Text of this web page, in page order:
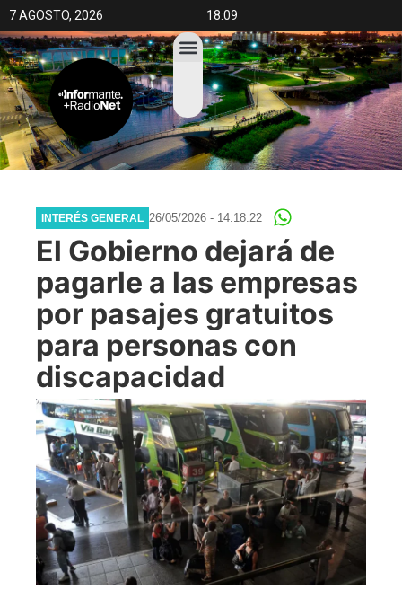
7 AGOSTO, 2026 18:09
INTERÉS GENERAL 26/05/2026 - 14:18:22
El Gobierno dejará de
pagarle a las empresas
por pasajes gratuitos
para personas con
discapacidad